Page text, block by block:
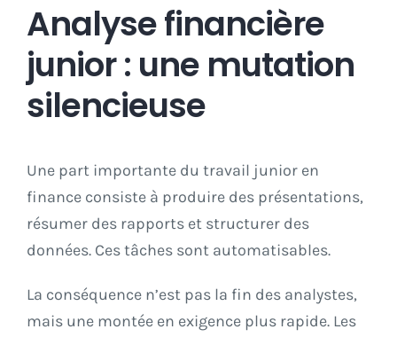
Analyse financière
junior : une mutation
silencieuse
Une part importante du travail junior en
finance consiste à produire des présentations,
résumer des rapports et structurer des
données. Ces tâches sont automatisables.
La conséquence n’est pas la fin des analystes,
mais une montée en exigence plus rapide. Les